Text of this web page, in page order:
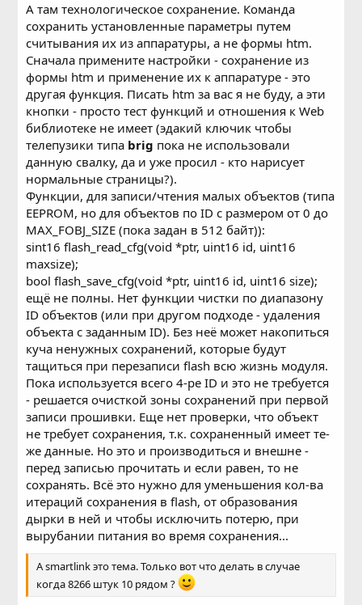
А там технологическое сохранение. Команда
сохранить установленные параметры путем
считывания их из аппаратуры, а не формы htm.
Сначала примените настройки - сохранение из
формы htm и применение их к аппаратуре - это
другая функция. Писать htm за вас я не буду, а эти
кнопки - просто тест функций и отношения к Web
библиотеке не имеет (эдакий ключик чтобы
телепузики типа brig пока не использовали
данную свалку, да и уже просил - кто нарисует
нормальные страницы?).
Функции, для записи/чтения малых объектов (типа
EEPROM, но для объектов по ID с размером от 0 до
MAX_FOBJ_SIZE (пока задан в 512 байт)):
sint16 flash_read_cfg(void *ptr, uint16 id, uint16
maxsize);
bool flash_save_cfg(void *ptr, uint16 id, uint16 size);
ещё не полны. Нет функции чистки по диапазону
ID объектов (или при другом подходе - удаления
объекта с заданным ID). Без неё может накопиться
куча ненужных сохранений, которые будут
тащиться при перезаписи flash всю жизнь модуля.
Пока используется всего 4-ре ID и это не требуется
- решается очисткой зоны сохранений при первой
записи прошивки. Еще нет проверки, что объект
не требует сохранения, т.к. сохраненный имеет те-
же данные. Но это и производиться и внешне -
перед записью прочитать и если равен, то не
сохранять. Всё это нужно для уменьшения кол-ва
итераций сохранения в flash, от образования
дырки в ней и чтобы исключить потерю, при
вырубании питания во время сохранения...
А smartlink это тема. Только вот что делать в случае
когда 8266 штук 10 рядом ?